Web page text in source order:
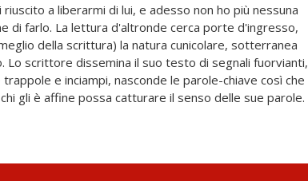
riuscito a liberarmi di lui, e adesso non ho più nessuna
di farlo. La lettura d'altronde cerca porte d'ingresso,
della scrittura) la natura cunicolare, sotterranea
Lo scrittore dissemina il suo testo di segnali fuorvianti,
e inciampi, nasconde le parole-chiave così che
gli è affine possa catturare il senso delle sue parole.
Con questo libro non pretendo di fornire illuminazioni.
I Promessi Sposi, lavorandoci per un anno sono
alcune persuasioni che offro al lettore, non perché le
ma perché ne riceva un aiuto nella ricerca di
via al cuore tragico e splendido di questo capolavoro.»